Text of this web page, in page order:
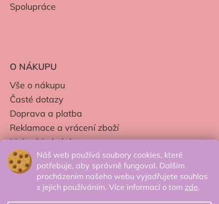
Náš web používá soubory cookies, které
potřebuje, aby správně fungoval. Dalším
procházením našeho webu vyjadřujete souhlas
s jejich používáním. Více informací o tom zde.
Spolupráce
O NÁKUPU
Vše o nákupu
Časté dotazy
Doprava a platba
Reklamace a vrácení zboží
Moje objednávky
Obchodní podmínky
Zpracování os. údajů